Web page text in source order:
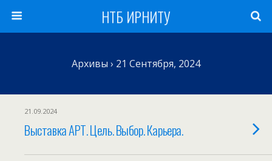
НТБ ИРНИТУ
Архивы › 21 Сентября, 2024
21.09.2024
Выставка АРТ. Цель. Выбор. Карьера.